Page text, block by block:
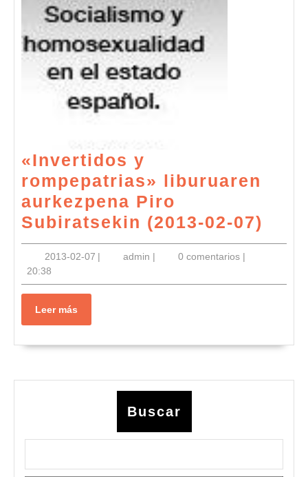
Pueblos
Quieren»
2026ko
ekainaren
16an,
ZAPateneon
«Invertidos y
rompepatrias» liburuaren
aurkezpena Piro
Subiratsekin (2013-02-07)
y
02-
2013-02-072013-
07
| admin admin
| 0 comentarios |
20:38
Leer más
más
Buscar